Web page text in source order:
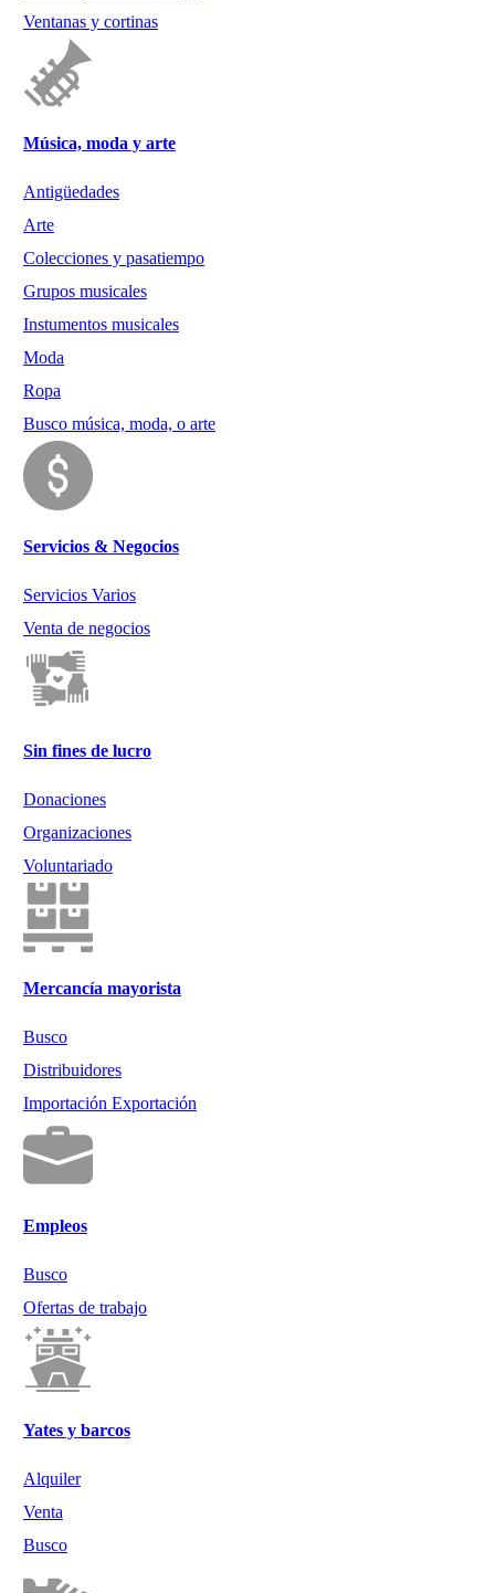
Ventanas y cortinas
Música, moda y arte
Antigüedades
Arte
Colecciones y pasatiempo
Grupos musicales
Instumentos musicales
Moda
Ropa
Busco música, moda, o arte
Servicios & Negocios
Servicios Varios
Venta de negocios
Sin fines de lucro
Donaciones
Organizaciones
Voluntariado
Mercancía mayorista
Busco
Distribuidores
Importación Exportación
Empleos
Busco
Ofertas de trabajo
Yates y barcos
Alquiler
Venta
Busco